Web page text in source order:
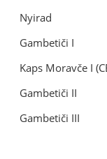
Nyirad
Gambetiči I
Kaps Moravče I
Gambetiči II
Gambetiči III